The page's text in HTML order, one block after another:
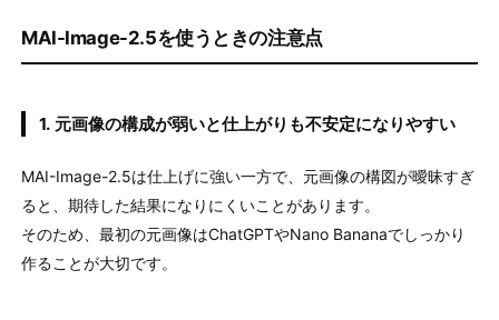
MAI-Image-2.5を使うときの注意点
1. 元画像の構成が弱いと仕上がりも不安定になりやすい
MAI-Image-2.5は仕上げに強い一方で、元画像の構図が曖昧すぎ
ると、期待した結果になりにくいことがあります。
そのため、最初の元画像はChatGPTやNano Bananaでしっかり
作ることが大切です。